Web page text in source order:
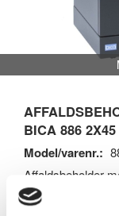
BICA 886
Model/varenr.:
Affaldsbeholder
låg+åben - S26
perfekt til